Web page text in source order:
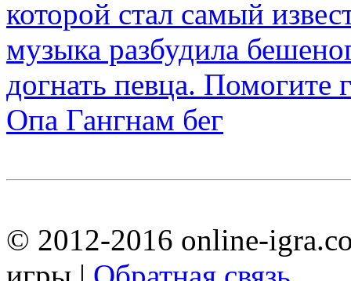
Опа Гангнам бег
© 2012-2016 online-